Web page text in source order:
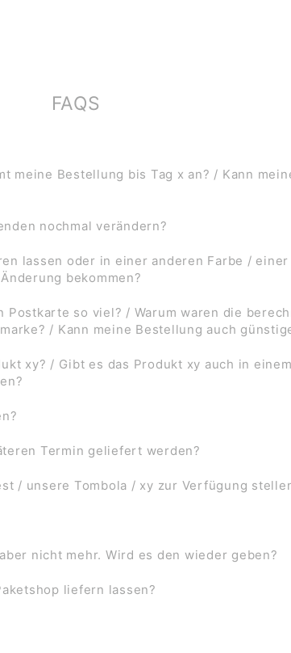
FAQS
meine Bestellung bis Tag x an? / Kann
nochmal verändern?
lassen oder in einer anderen Farbe /
bekommen?
so viel? / Warum waren die
/ Kann meine Bestellung auch
xy? / Gibt es das Produkt xy auch in
Termin geliefert werden?
/ unsere Tombola / xy zur Verfügung
nicht mehr. Wird es den wieder geben?
liefern lassen?